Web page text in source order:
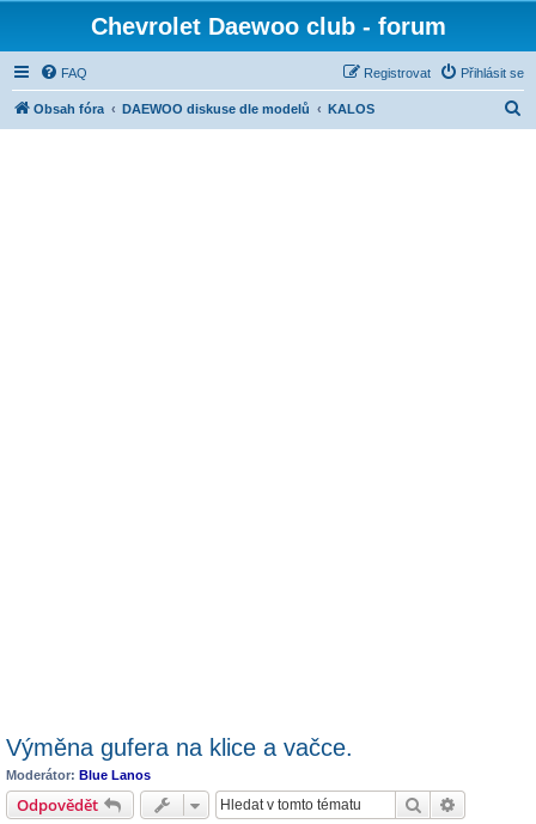
Chevrolet Daewoo club - forum
FAQ Přihlásit se
Registrovat
Obsah fóra DAEWOO diskuse dle modelů KALOS
Výměna gufera na klice a vačce.
Moderátor: Blue Lanos
Odpovědět Hledat